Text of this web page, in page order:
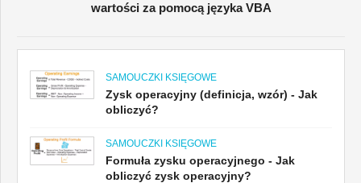
wartości za pomocą języka VBA
SAMOUCZKI KSIĘGOWE
Zysk operacyjny (definicja, wzór) - Jak
obliczyć?
SAMOUCZKI KSIĘGOWE
Formuła zysku operacyjnego - Jak
obliczyć zysk operacyjny?